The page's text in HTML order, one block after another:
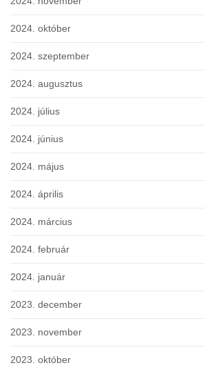
2024. október
2024. szeptember
2024. augusztus
2024. július
2024. június
2024. május
2024. április
2024. március
2024. február
2024. január
2023. december
2023. november
2023. október